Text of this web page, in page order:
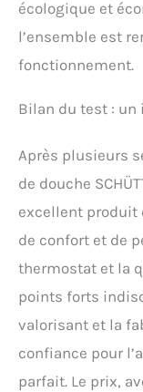
écologique et
l’ensemble est
fonctionnement.
Bilan du test :
Après plusieurs
de douche
excellent produit
de confort et de
thermostat et la
points forts
valorisant et la
confiance pour
parfait. Le prix,